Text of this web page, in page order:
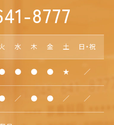
8777
水 木 金 土 日・祝
● ● ● ★ ／
／ ● ● ／ ／